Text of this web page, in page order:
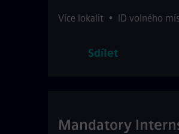
Více lokalit • ID volného
Sdílet
Mandatory